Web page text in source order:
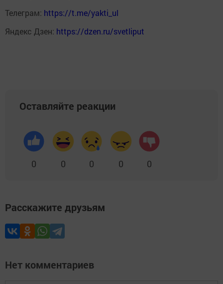
Телеграм: https://t.me/yakti_ul
Яндекс Дзен: https://dzen.ru/svetliput
Оставляйте реакции
0 0 0 0 0
Расскажите друзьям
Нет комментариев